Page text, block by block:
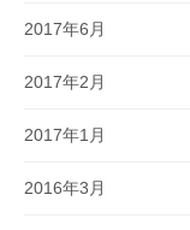
2017年6月
2017年2月
2017年1月
2016年3月